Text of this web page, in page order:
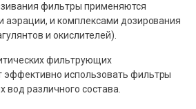
фильтры применяются
аэрации, и комплексами дозирования
и окислителей).
фильтрующих
эффективно использовать фильтры
вод различного состава.